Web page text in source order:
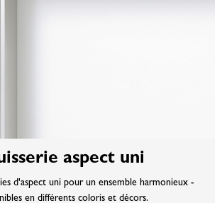
aspect uni
d'aspect uni pour un ensemble harmonieux -
en différents coloris et décors.